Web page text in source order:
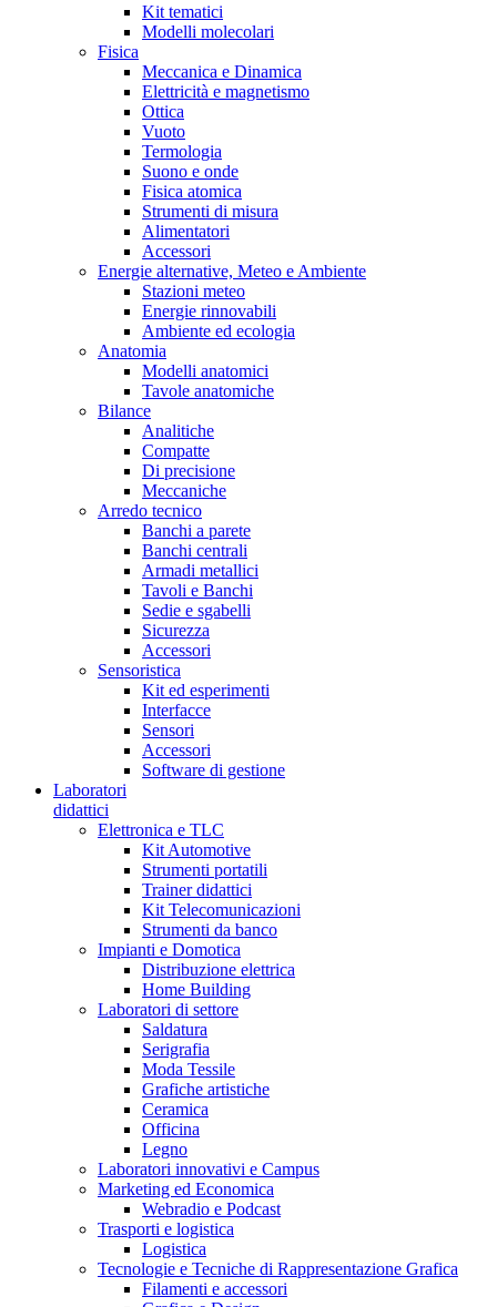
Kit tematici
Modelli molecolari
Fisica
Meccanica e Dinamica
Elettricità e magnetismo
Ottica
Vuoto
Termologia
Suono e onde
Fisica atomica
Strumenti di misura
Alimentatori
Accessori
Energie alternative, Meteo e Ambiente
Stazioni meteo
Energie rinnovabili
Ambiente ed ecologia
Anatomia
Modelli anatomici
Tavole anatomiche
Bilance
Analitiche
Compatte
Di precisione
Meccaniche
Arredo tecnico
Banchi a parete
Banchi centrali
Armadi metallici
Tavoli e Banchi
Sedie e sgabelli
Sicurezza
Accessori
Sensoristica
Kit ed esperimenti
Interfacce
Sensori
Accessori
Software di gestione
Laboratori
didattici
Elettronica e TLC
Kit Automotive
Strumenti portatili
Trainer didattici
Kit Telecomunicazioni
Strumenti da banco
Impianti e Domotica
Distribuzione elettrica
Home Building
Laboratori di settore
Saldatura
Serigrafia
Moda Tessile
Grafiche artistiche
Ceramica
Officina
Legno
Laboratori innovativi e Campus
Marketing ed Economica
Webradio e Podcast
Trasporti e logistica
Logistica
Tecnologie e Tecniche di Rappresentazione Grafica
Filamenti e accessori